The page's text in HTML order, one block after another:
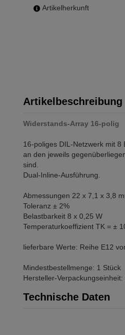
Artikelherkunft
Artikelbeschreibung
Widerstands-Array 16-polig
16-poliges DIL-Netzwerk mit 8
an den jeweils
sind.
Dual-Inline-Ausführung.
Abmessungen 22 x 7,1 x 3,8
Toleranz ± 2%
Belastbarkeit 8 x 0,25 W
Temperaturkoeffizient TK = ±
lieferbare Werte: Reihe E12
Mindestbestellmenge: 1 Stück
Hersteller-
Technische Daten